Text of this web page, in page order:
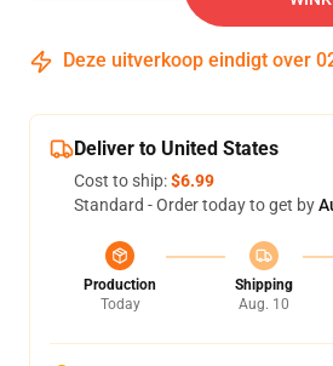
Deze uitverkoop eindigt over
Deliver to United States
Cost to ship:$6.99
Standard - Order today to get by
Production
Today
Shipping
Aug. 10